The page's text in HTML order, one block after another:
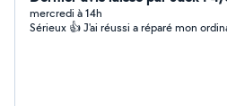
mercredi à 14h
Sérieux 👍 J'ai réussi a réparé mon